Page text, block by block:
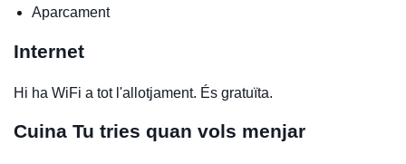
Aparcament
Internet
Hi ha WiFi a tot l'allotjament. És gratuïta.
Cuina Tu tries quan vols menjar